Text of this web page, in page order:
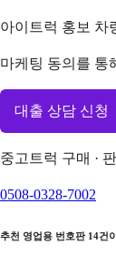
아이트럭 홍보 차
마케팅 동의를 통
대출 상담 신청
중고트럭 구매 ·
0508-0328-7002
추천 영업용 번호판 14건